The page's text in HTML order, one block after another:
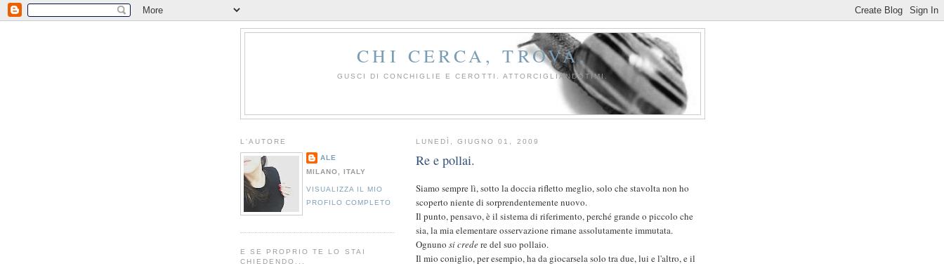
CHI CERCA, TROVA.
GUSCI DI CONCHIGLIE E CEROTTI. ATTORCIGLIANDOTIMI.
LUNEDÌ, GIUGNO 01, 2009
Re e pollai.
Siamo sempre lì, sotto la doccia rifletto meglio, solo che stavolta non ho
scoperto niente di sorprendentemente nuovo.
Il punto, pensavo, è il sistema di riferimento, perché grande o piccolo che
sia, la mia elementare osservazione rimane assolutamente immutata.
Ognuno si credere del suo pollaio.
Il mio coniglio, per esempio, ha da giocarsela solo tra due, lui e l'altro, e il
L'AUTORE
ALE
MILANO, ITALY
VISUALIZZA IL MIO
PROFILO COMPLETO
E SE PROPRIO TE LO STAI
CHIEDENDO...